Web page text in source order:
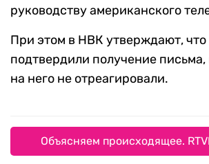
руководству американского
При этом в НВК утверждают, что
подтвердили получение
на него не отреагировали.
Объясняем происходящее.